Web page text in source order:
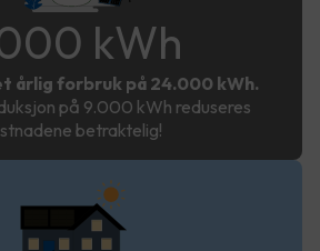
kWh
årlig forbruk på 24.000 kWh.
på 9.000 kWh reduseres
betraktelig!